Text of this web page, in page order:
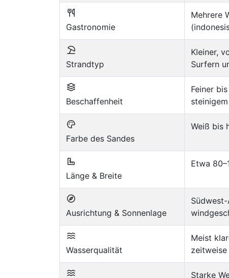
Gastronomie
Mehrere
Strandtyp
Kleiner,
Surfern
Beschaffenheit
Feiner
Farbe des Sandes
Weiß bis
Länge & Breite
Etwa
Ausrichtung & Sonnenlage
Wasserqualität
Meist
zeitweise
Starke